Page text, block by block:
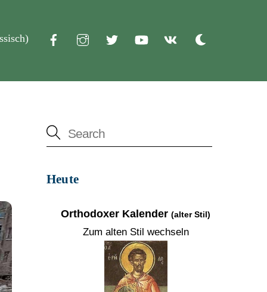
)
Heute
Orthodoxer Kalender(alter Stil)
Zum alten Stil wechseln